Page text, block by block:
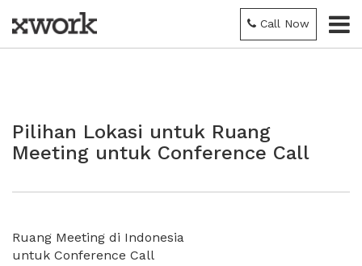
Call Now
Pilihan Lokasi untuk Ruang
Meeting untuk Conference Call
Ruang Meeting di Indonesia
untuk Conference Call